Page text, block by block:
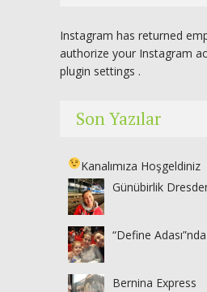
Instagram has returned
authorize your Instagram
plugin settings .
Son Yazılar
Kanalımıza Hoşgeldiniz
Günübirlik
“Define
Bernina Express